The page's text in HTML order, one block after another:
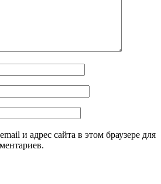
и адрес сайта в этом браузере для